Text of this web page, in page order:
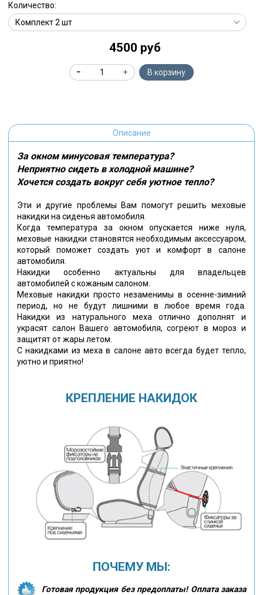
Количество:
4500 руб
В корзину
Описание
За окном минусовая температура?
Неприятно сидеть в холодной машине?
Хочется создать вокруг себя уютное тепло?
Эти и другие проблемы Вам помогут решить меховые
накидки на сиденья автомобиля.
Когда температура за окном опускается ниже нуля,
меховые накидки становятся необходимым аксессуаром,
который поможет создать уют и комфорт в салоне
автомобиля.
Накидки особенно актуальны для владельцев
автомобилей с кожаным салоном.
Меховые накидки просто незаменимы в осенне-зимний
период, но не будут лишними в любое время года.
Накидки из натурального меха отлично дополнят и
украсят салон Вашего автомобиля, согреют в мороз и
защитят от жары летом.
С накидками из меха в салоне авто всегда будет тепло,
уютно и приятно!
КРЕПЛЕНИЕ НАКИДОК
ПОЧЕМУ МЫ:
Готовая продукция без предоплаты! Оплата заказа